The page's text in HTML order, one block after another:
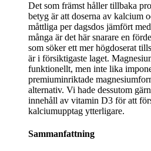
Det som främst håller tillbaka
betyg är att doserna av kalcium
måttliga per dagsdos jämfört
många är det här snarare en
som söker ett mer högdoserat
är i försiktigaste laget.
funktionellt, men inte lika
premiuminriktade
alternativ. Vi hade dessutom
innehåll av vitamin D3 för att
kalciumupptag ytterligare.
Sammanfattning